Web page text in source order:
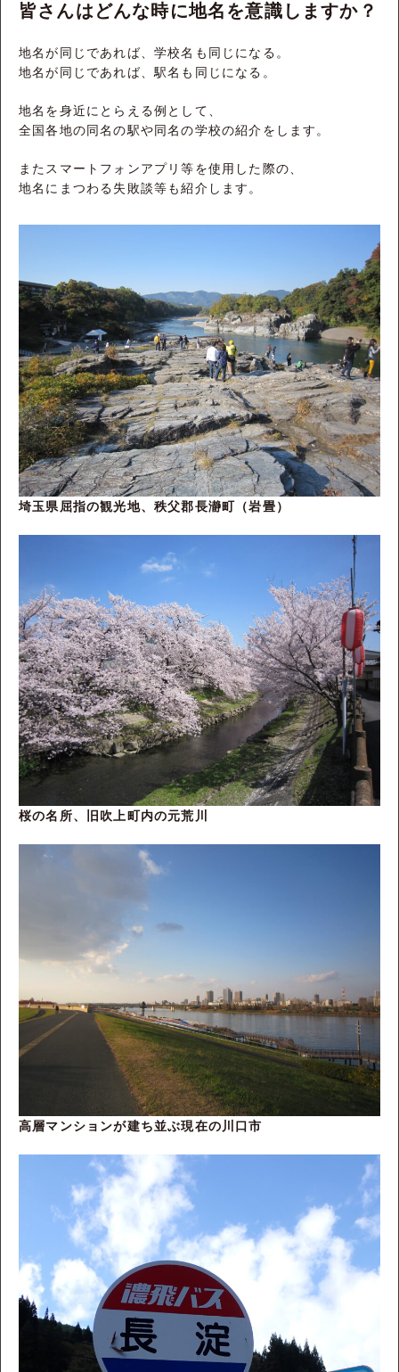
皆さんはどんな時に地名を意識しますか？
地名が同じであれば、学校名も同じになる。
地名が同じであれば、駅名も同じになる。
地名を身近にとらえる例として、
全国各地の同名の駅や同名の学校の紹介をします。
またスマートフォンアプリ等を使用した際の、
地名にまつわる失敗談等も紹介します。
埼玉県屈指の観光地、秩父郡長瀞町（岩畳）
桜の名所、旧吹上町内の元荒川
高層マンションが建ち並ぶ現在の川口市